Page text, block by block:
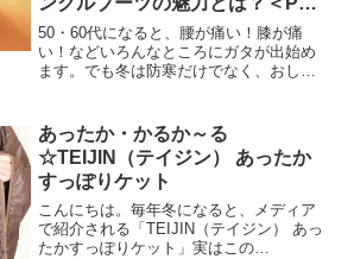
＞
50・60代になると、腰が痛い！膝が痛
い！などいろんなところにガタが出始め
ます。でも冬は防寒だけでなく、おしゃ
すすめのブーツがfitfit レザーポインテッ
ドアンクル...
あったか・かるか～る
☆TEIJIN（テイジン） あったか
すっぽりケット
こんにちは。毎年冬になると、メディア
で紹介される「TEIJIN（テイジン） あっ
たかすっぽりケット」実はこの